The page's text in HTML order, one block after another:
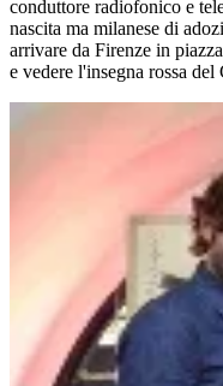
conduttore radiofonico e
nascita ma milanese di
arrivare da Firenze in
e vedere l'insegna rossa